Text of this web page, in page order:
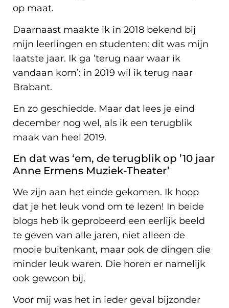
op maat.
Daarnaast maakte ik in 2018 bekend bij
mijn leerlingen en studenten: dit was mijn
laatste jaar. Ik ga ’terug naar waar ik
vandaan kom’: in 2019 wil ik terug naar
Brabant.
En zo geschiedde. Maar dat lees je eind
december nog wel, als ik een terugblik
maak van heel 2019.
En dat was ‘em, de terugblik op ’10 jaar
Anne Ermens Muziek-Theater’
We zijn aan het einde gekomen. Ik hoop
dat je het leuk vond om te lezen! In beide
blogs heb ik geprobeerd een eerlijk beeld
te geven van alle jaren, niet alleen de
mooie buitenkant, maar ook de dingen die
minder leuk waren. Die horen er namelijk
ook gewoon bij.
Voor mij was het in ieder geval bijzonder